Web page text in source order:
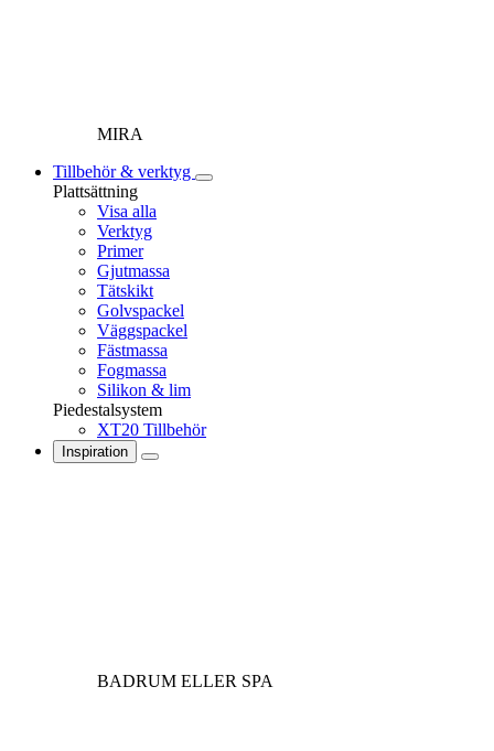
MIRA
Tillbehör & verktyg
Plattsättning
Visa alla
Verktyg
Primer
Gjutmassa
Tätskikt
Golvspackel
Väggspackel
Fästmassa
Fogmassa
Silikon & lim
Piedestalsystem
XT20 Tillbehör
Inspiration
BADRUM ELLER SPA